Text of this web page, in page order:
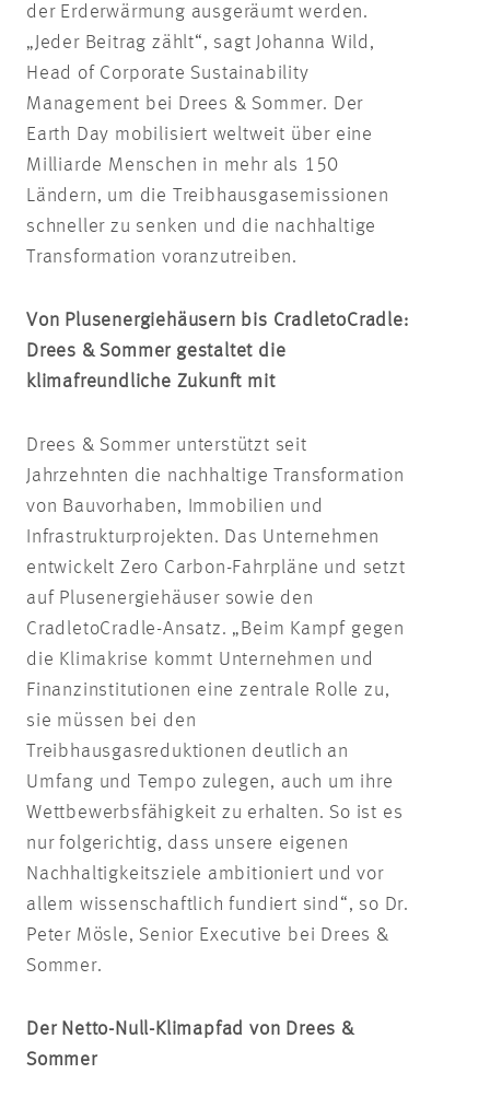
der Erderwärmung ausgeräumt werden.
„Jeder Beitrag zählt“, sagt Johanna Wild,
Head of CorporateSustainability
Management bei Drees & Sommer. Der
Earth Day mobilisiert weltweit über eine
Milliarde Menschen in mehr als 150
Ländern, um die Treibhausgasemissionen
schneller zu senken und die nachhaltige
Transformation voranzutreiben.
Von Plusenergiehäusern bis CradletoCradle:
Drees & Sommer gestaltet die
klimafreundliche Zukunft mit
Drees & Sommer unterstützt seit
Jahrzehnten die nachhaltige Transformation
von Bauvorhaben, Immobilien und
Infrastrukturprojekten. Das Unternehmen
entwickelt Zero Carbon-Fahrpläne und setzt
auf Plusenergiehäuser sowie den
CradletoCradle-Ansatz. „Beim Kampf gegen
die Klimakrise kommt Unternehmen und
Finanzinstitutionen eine zentrale Rolle zu,
sie müssen bei den
Treibhausgasreduktionen deutlich an
Umfang und Tempo zulegen, auch um ihre
Wettbewerbsfähigkeit zu erhalten. So ist es
nur folgerichtig, dass unsere eigenen
Nachhaltigkeitsziele ambitioniert und vor
allem wissenschaftlich fundiert sind“, so Dr.
Peter Mösle, Senior Executive bei Drees &
Sommer.
Der Netto-Null-Klimapfad von Drees &
Sommer